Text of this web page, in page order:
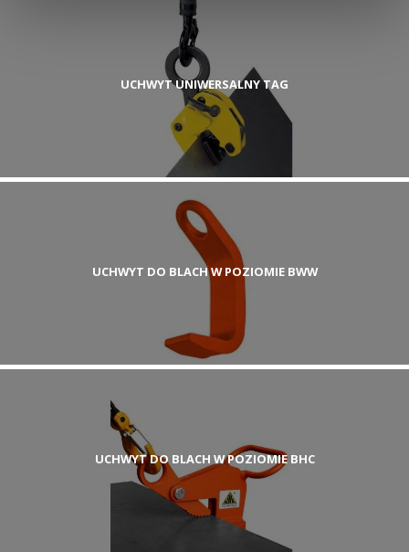
UCHWYT UNIWERSALNY TAG
UCHWYT DO BLACH W POZIOMIE BWW
UCHWYT DO BLACH W POZIOMIE BHC